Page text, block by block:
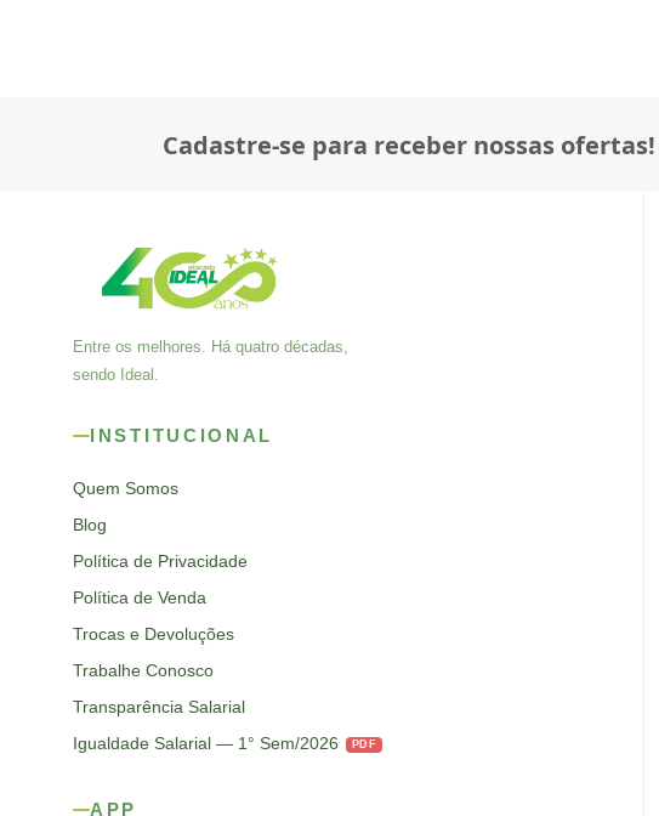
Cadastre-se para receber nossas ofertas!
Entre os melhores. Há quatro décadas,
sendo Ideal.
INSTITUCIONAL
Quem Somos
Blog
Política de Privacidade
Política de Venda
Trocas e Devoluções
Trabalhe Conosco
Transparência Salarial
Igualdade Salarial — 1° Sem/2026
PDF
APP